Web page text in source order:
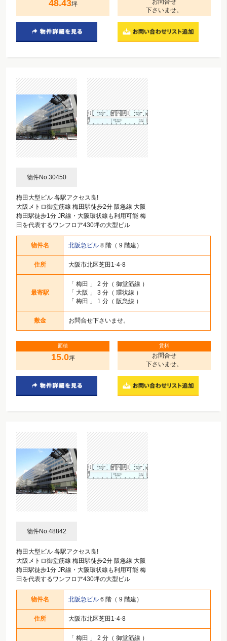
48.43坪
下さいませ。
物件No.30450
梅田大型ビル 各駅アクセス良!
大阪メトロ御堂筋線 梅田駅徒歩2分 阪急線 大阪
梅田駅徒歩1分 JR線・大阪環状線も利用可能 梅
田を代表するワンフロア430坪の大型ビル
物件名 北阪急ビル 8 階（ 9 階建）
住所 大阪市北区芝田1-4-8
最寄駅
「 梅田
」 2 分（ 御堂筋線 ）
「 大阪
」 3 分（ 環状線 ）
「 梅田 」 1 分（ 阪急線 ）
敷金 お問合せ下さいませ。
面積
15.0坪
賃料
お問合せ
下さいませ。
物件No.48842
梅田大型ビル 各駅アクセス良!
大阪メトロ御堂筋線 梅田駅徒歩2分 阪急線 大阪
梅田駅徒歩1分 JR線・大阪環状線も利用可能 梅
田を代表するワンフロア430坪の大型ビル
物件名 北阪急ビル 6 階（ 9 階建）
住所 大阪市北区芝田1-4-8
「 梅田
」 2 分（ 御堂筋線 ）